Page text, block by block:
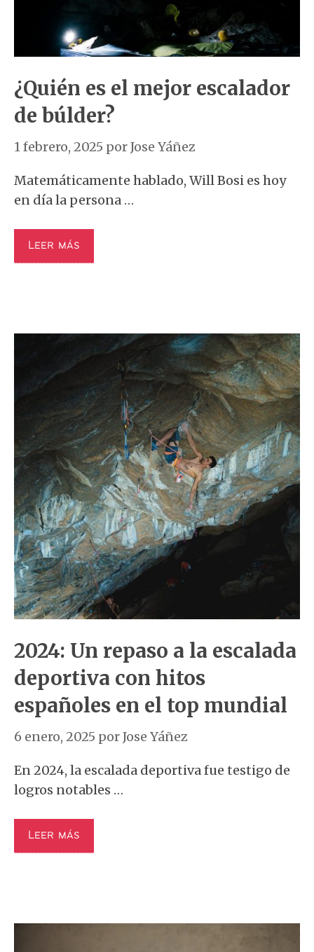
¿Quién es el mejor escalador
de búlder?
1 febrero, 2025 porJose Yáñez
Matemáticamente hablado, Will Bosi es hoy
en día la persona …
Leer más
2024: Un repaso a la escalada
deportiva con hitos
españoles en el top mundial
6 enero, 2025 porJose Yáñez
En 2024, la escalada deportiva fue testigo de
logros notables …
Leer más